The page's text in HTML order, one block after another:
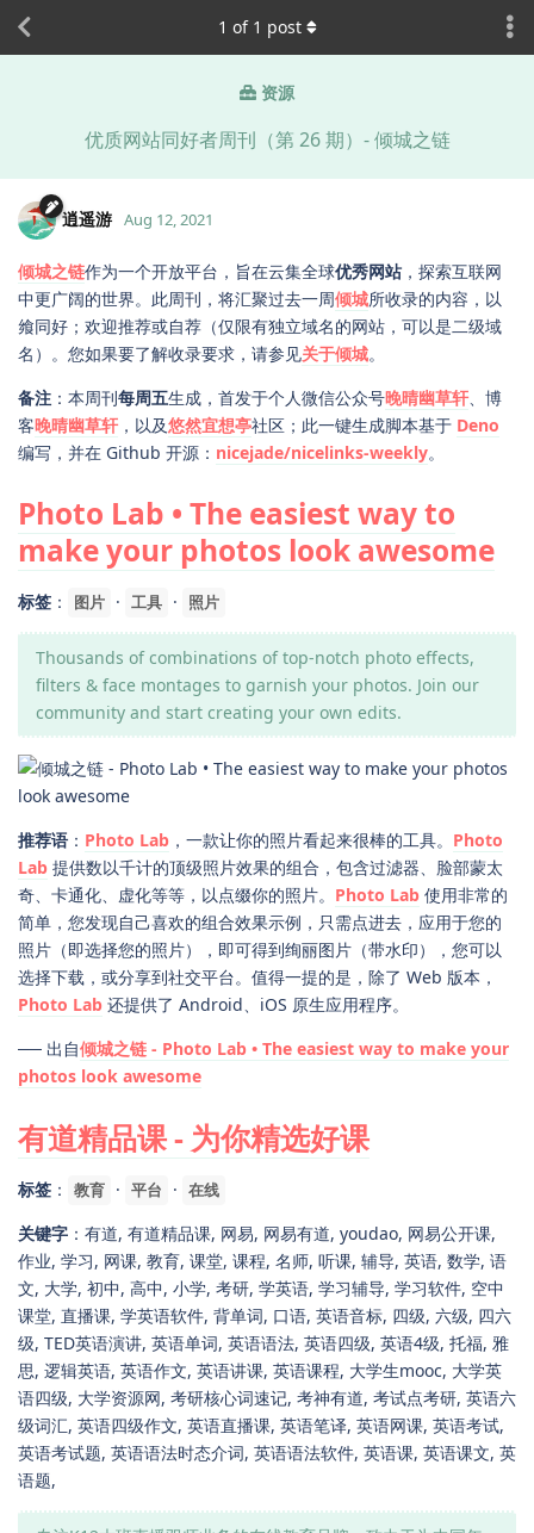
资源
优质网站同好者周刊（第 26 期）- 倾城之链
1 of 1 post
逍遥游 Aug 12, 2021
倾城之链作为一个开放平台，旨在云集全球优秀网站 ，探索互联网
中更广阔的世界。此周刊，将汇聚过去一周倾城所收录的内容，以
飨同好；欢迎推荐或自荐（仅限有独立域名的网站，可以是二级域
名）。您如果要了解收录要求，请参见关于倾城。
备注 ：本周刊每周五生成，首发于个人微信公众号晚晴幽草轩 、博
客晚晴幽草轩 ，以及悠然宜想亭社区；此一键生成脚本基于 Deno
编写，并在 Github 开源： nicejade/nicelinks-weekly。
Photo Lab • The easiest way to
make your photos look awesome
标签 ： 图片 · 工具 · 照片
Thousands of combinations of top-notch photo effects,
filters & face montages to garnish your photos. Join our
community and start creating your own edits.
推荐语 ： Photo Lab ，一款让你的照片看起来很棒的工具。 Photo
Lab 提供数以千计的顶级照片效果的组合，包含过滤器、脸部蒙太
奇、卡通化、虚化等等，以点缀你的照片。 Photo Lab 使用非常的
简单，您发现自己喜欢的组合效果示例，只需点进去，应用于您的
照片（即选择您的照片），即可得到绚丽图片（带水印），您可以
选择下载，或分享到社交平台。值得一提的是，除了 Web 版本，
Photo Lab 还提供了 Android、iOS 原生应用程序。
── 出自倾城之链 - Photo Lab • The easiest way to make your
photos look awesome
有道精品课 - 为你精选好课
标签 ： 教育 · 平台 · 在线
关键字 ：有道, 有道精品课, 网易, 网易有道, youdao, 网易公开课,
作业, 学习, 网课, 教育, 课堂, 课程, 名师, 听课, 辅导, 英语, 数学, 语
文, 大学, 初中, 高中, 小学, 考研, 学英语, 学习辅导, 学习软件, 空中
课堂, 直播课, 学英语软件, 背单词, 口语, 英语音标, 四级, 六级, 四六
级, TED英语演讲, 英语单词, 英语语法, 英语四级, 英语4级, 托福, 雅
思, 逻辑英语, 英语作文, 英语讲课, 英语课程, 大学生mooc, 大学英
语四级, 大学资源网, 考研核心词速记, 考神有道, 考试点考研, 英语六
级词汇, 英语四级作文, 英语直播课, 英语笔译, 英语网课, 英语考试,
英语考试题, 英语语法时态介词, 英语语法软件, 英语课, 英语课文, 英
语题,